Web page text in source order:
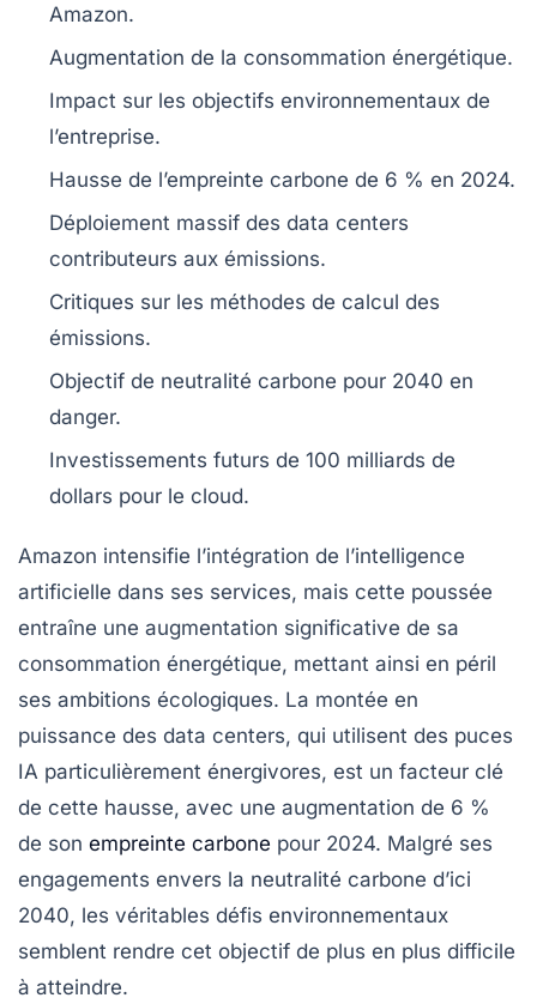
Amazon.
Augmentation de la consommation énergétique.
Impact sur les objectifs environnementaux de
l’entreprise.
Hausse de l’empreinte carbone de 6 % en 2024.
Déploiement massif des data centers
contributeurs aux émissions.
Critiques sur les méthodes de calcul des
émissions.
Objectif de neutralité carbone pour 2040 en
danger.
Investissements futurs de 100 milliards de
dollars pour le cloud.
Amazon intensifie l’intégration de l’intelligence
artificielle dans ses services, mais cette poussée
entraîne une augmentation significative de sa
consommation énergétique, mettant ainsi en péril
ses ambitions écologiques. La montée en
puissance des data centers, qui utilisent des puces
IA particulièrement énergivores, est un facteur clé
de cette hausse, avec une augmentation de 6 %
de son empreinte carbone pour 2024. Malgré ses
engagements envers la neutralité carbone d’ici
2040, les véritables défis environnementaux
semblent rendre cet objectif de plus en plus difficile
à atteindre.